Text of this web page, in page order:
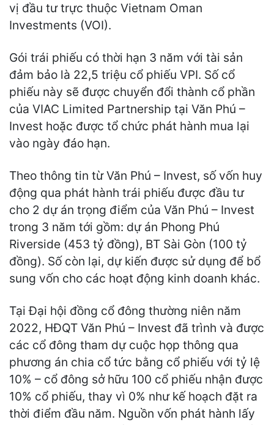
vị đầu tư trực thuộc Vietnam Oman
Investments (VOI).
Gói trái phiếu có thời hạn 3 năm với tài sản
đảm bảo là 22,5 triệu cổ phiếu VPI. Số cổ
phiếu này sẽ được chuyển đổi thành cổ phần
của VIAC Limited Partnership tại Văn Phú –
Invest hoặc được tổ chức phát hành mua lại
vào ngày đáo hạn.
Theo thông tin từ Văn Phú – Invest, số vốn huy
động qua phát hành trái phiếu được đầu tư
cho 2 dự án trọng điểm của Văn Phú – Invest
trong 3 năm tới gồm: dự án Phong Phú
Riverside (453 tỷ đồng), BT Sài Gòn (100 tỷ
đồng). Số còn lại, dự kiến được sử dụng để bổ
sung vốn cho các hoạt động kinh doanh khác.
Tại Đại hội đồng cổ đông thường niên năm
2022, HĐQT Văn Phú – Invest đã trình và được
các cổ đông tham dự cuộc họp thông qua
phương án chia cổ tức bằng cổ phiếu với tỷ lệ
10% – cổ đông sở hữu 100 cổ phiếu nhận được
10% cổ phiếu, thay vì 0% như kế hoạch đặt ra
thời điểm đầu năm. Nguồn vốn phát hành lấy